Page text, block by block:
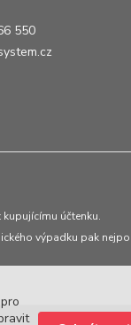
550
účtenku.
výpadku pak